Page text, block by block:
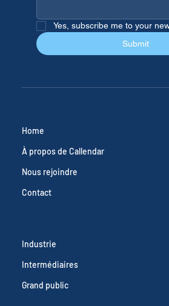
Yes, subscribe me to your
CALLENDAR
Home
À propos de Callendar
Nous rejoindre
SOLUTIONS
Industrie
Intermédiaires